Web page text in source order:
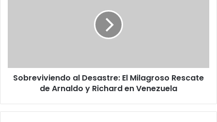
y
Richard
Sobreviviendo al Desastre: El Milagroso Rescate
de Arnaldo y Richard en Venezuela